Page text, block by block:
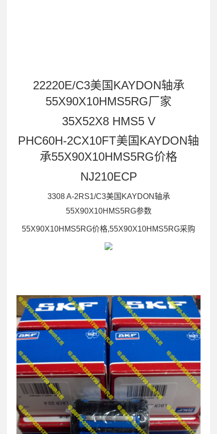
22220E/C3美国KAYDON轴承
55X90X10HMS5RG厂家
35X52X8 HMS5 V
PHC60H-2CX10FT美国KAYDON轴
承55X90X10HMS5RG价格
NJ210ECP
3308 A-2RS1/C3美国KAYDON轴承
55X90X10HMS5RG参数
55X90X10HMS5RG价格,55X90X10HMS5RG采购